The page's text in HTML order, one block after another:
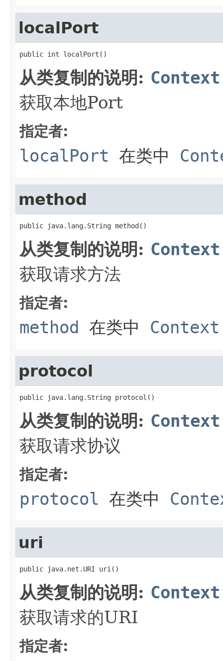
localPort
public int localPort()
从类复制的说明: Context
获取本地Port
指定者:
localPort 在类中
method
public java.lang.String method()
从类复制的说明: Context
获取请求方法
指定者:
method 在类中 Context
protocol
public java.lang.String protocol()
从类复制的说明: Context
获取请求协议
指定者:
protocol 在类中
uri
public java.net.URI uri()
从类复制的说明: Context
获取请求的URI
指定者: